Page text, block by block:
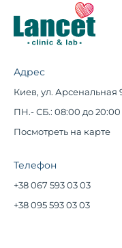
Адрес
Киев, ул. Арсенальная
ПН.- СБ.: 08:00 до 20:00
Посмотреть на карте
Телефон
+38 067 593 03 03
+38 095 593 03 03